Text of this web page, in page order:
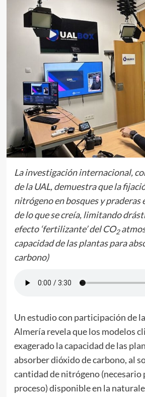
La investigación internacional,
de la UAL, demuestra que la
nitrógeno en bosques y praderas
de lo que se creía, limitando
efecto ‘fertilizante’ del CO2
capacidad de las plantas para
carbono)
Un estudio con participación de
Almería revela que los modelos
exagerado la capacidad de las
absorber dióxido de carbono, al
cantidad de nitrógeno (necesario
proceso) disponible en la